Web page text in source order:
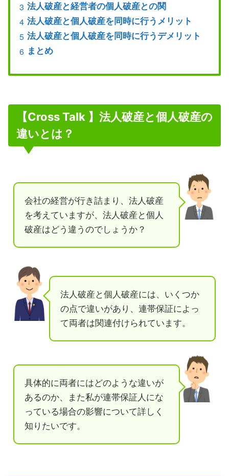
法人破産と経営者の個人破産との関
法人破産と個人破産を同時に行うメリット
法人破産と個人破産を同時に行うデメリット
まとめ
【Cross Talk 】法人破産と個人破産の
違いとは？
会社の経営が行き詰まり、法人破産
を考えていますが、法人破産と個人
破産はどう違うのでしょうか？
法人破産と個人破産には、いくつか
の点で違いがあり、連帯保証によっ
て両者は関連付けられています。
具体的に両者にはどのような違いが
あるのか、また私が連帯保証人にな
っている場合の影響について詳しく
知りたいです。